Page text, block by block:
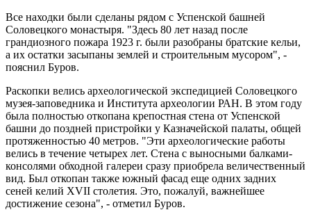
Все находки были сделаны рядом с Успенской башней
Соловецкого монастыря. "Здесь 80 лет назад после
грандиозного пожара 1923 г. были разобраны братские кельи,
а их остатки засыпаны землей и строительным мусором", -
пояснил Буров.
Раскопки велись археологической экспедицией Соловецкого
музея-заповедника и Института археологии РАН. В этом году
была полностью откопана крепостная стена от Успенской
башни до поздней пристройки у Казначейской палаты, общей
протяженностью 40 метров. "Эти археологические работы
велись в течение четырех лет. Стена с выносными балками-
консолями обходной галереи сразу приобрела величественный
вид. Был откопан также южный фасад еще одних задних
сеней келий ХVII столетия. Это, пожалуй, важнейшее
достижение сезона", - отметил Буров.